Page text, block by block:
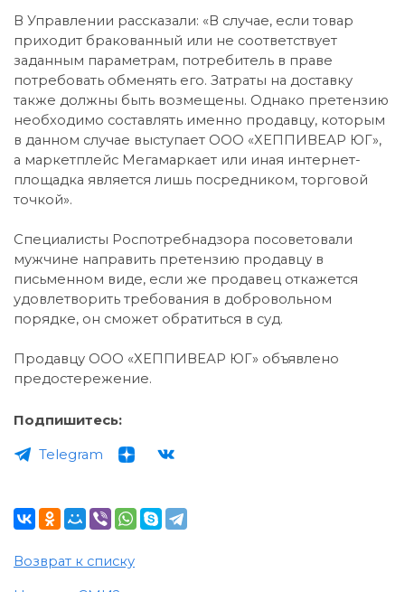
В Управлении рассказали: «В случае, если товар
приходит бракованный или не соответствует
заданным параметрам, потребитель в праве
потребовать обменять его. Затраты на доставку
также должны быть возмещены. Однако претензию
необходимо составлять именно продавцу, которым
в данном случае выступает ООО «ХЕППИВЕАР ЮГ»,
а маркетплейс Мегамаркает или иная интернет-
площадка является лишь посредником, торговой
точкой».
Специалисты Роспотребнадзора посоветовали
мужчине направить претензию продавцу в
письменном виде, если же продавец откажется
удовлетворить требования в добровольном
порядке, он сможет обратиться в суд.
Продавцу ООО «ХЕППИВЕАР ЮГ» объявлено
предостережение.
Подпишитесь:
Telegram
Возврат к списку